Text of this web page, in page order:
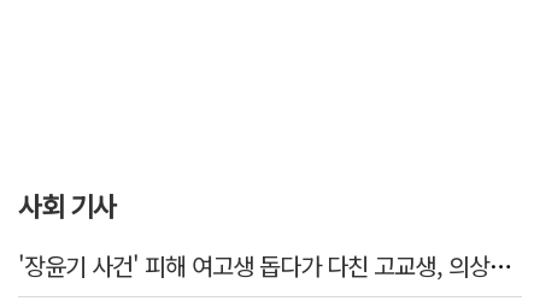
사회 기사
'장윤기 사건' 피해 여고생 돕다가 다친 고교생, 의상자 인정